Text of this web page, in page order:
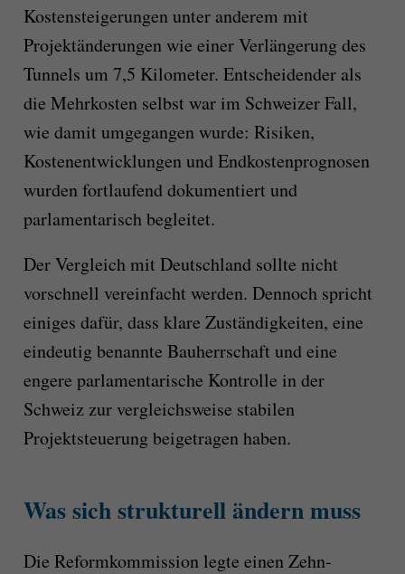
Kostensteigerungen unter anderem mit
Projektänderungen wie einer Verlängerung des
Tunnels um 7,5 Kilometer. Entscheidender als
die Mehrkosten selbst war im Schweizer Fall,
wie damit umgegangen wurde: Risiken,
Kostenentwicklungen und Endkostenprognosen
wurden fortlaufend dokumentiert und
parlamentarisch begleitet.
Der Vergleich mit Deutschland sollte nicht
vorschnell vereinfacht werden. Dennoch spricht
einiges dafür, dass klare Zuständigkeiten, eine
eindeutig benannte Bauherrschaft und eine
engere parlamentarische Kontrolle in der
Schweiz zur vergleichsweise stabilen
Projektsteuerung beigetragen haben.
Was sich strukturell ändern muss
Die Reformkommission legte einen Zehn-